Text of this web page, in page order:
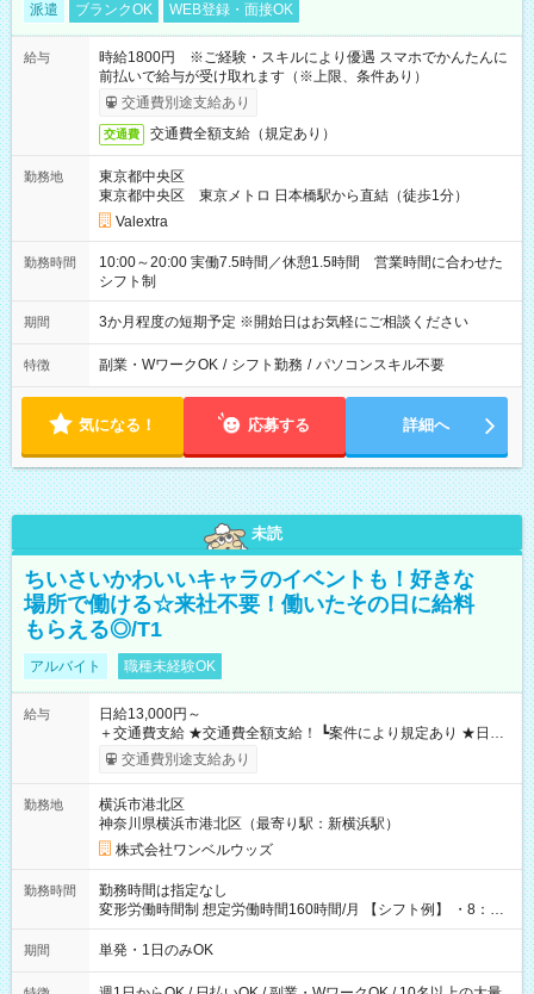
派遣 ブランクOK WEB登録・面接OK
給与
時給1800円 ※ご経験・スキルにより優遇 スマホでかんたんに
前払いで給与が受け取れます（※上限、条件あり）
交通費別途支給あり
交通費 交通費全額支給（規定あり）
勤務地
東京都中央区
東京都中央区 東京メトロ 日本橋駅から直結（徒歩1分）
Valextra
勤務時間
10:00～20:00 実働7.5時間／休憩1.5時間 営業時間に合わせた
シフト制
期間 3か月程度の短期予定 ※開始日はお気軽にご相談ください
特徴 副業・WワークOK / シフト勤務 / パソコンスキル不要
気になる！ 応募する 詳細へ
未読
ちいさいかわいいキャラのイベントも！好きな
場所で働ける☆来社不要！働いたその日に給料
もらえる◎/T1
アルバイト 職種未経験OK
給与
日給13,000円～
＋交通費支給 ★交通費全額支給！ ┗案件により規定あり ★日払
いOK！（規定あり） ┗働いたその日に現金GET♪ お仕事後はコ
ンビニATMから 日払い分を引き落とせます！ 【試用期間】試
交通費別途支給あり
勤務地
横浜市港北区
神奈川県横浜市港北区（最寄り駅：新横浜駅）
株式会社ワンベルウッズ
勤務時間
勤務時間は指定なし
変形労働時間制 想定労働時間160時間/月 【シフト例】 ・8：00
～21：00
期間 単発・1日のみOK